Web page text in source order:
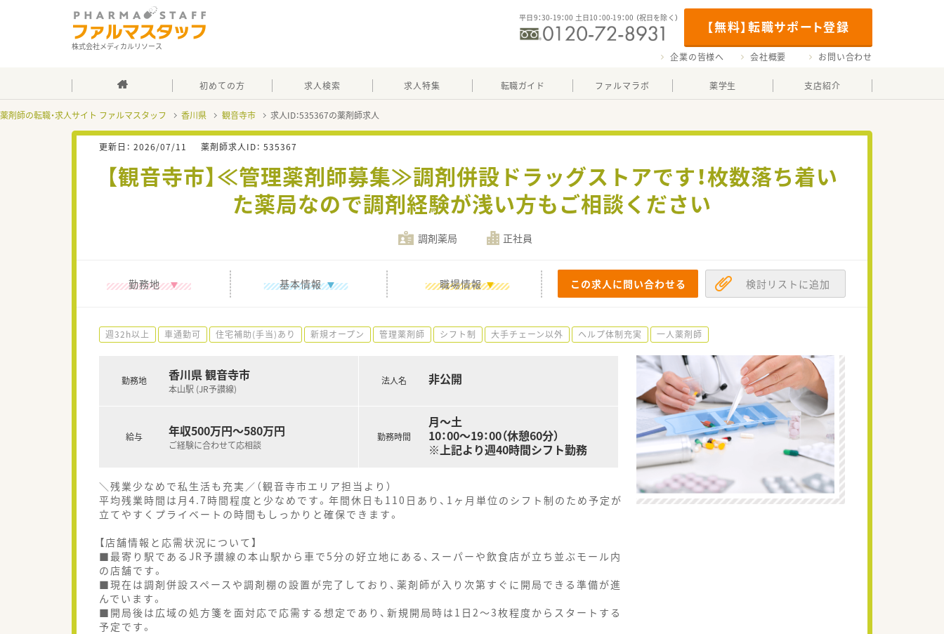
株式会社メディカルリソース
【無料】転職サポート登録
平日9：30-19：00 土日10：00-19：00 （祝日を除く）
企業の皆様へ 会社概要 お問い合わせ
初めての方 求人検索 求人特集 転職ガイド ファルマラボ 薬学生 支店紹介
薬剤師の転職・求人サイト ファルマスタッフ 香川県 観音寺市 求人ID：535367の薬剤師求人
更新日： 2026/07/11 薬剤師求人ID： 535367
【観音寺市】≪管理薬剤師募集≫調剤併設ドラッグストアです！枚数落ち着い
た薬局なので調剤経験が浅い方もご相談ください
調剤薬局 正社員
勤務地 基本情報 職場情報 この求人に問い合わせる 検討リストに追加
週32h以上 車通勤可 住宅補助(手当)あり 新規オープン 管理薬剤師 シフト制 大手チェーン以外 ヘルプ体制充実 一人薬剤師
勤務地 香川県 観音寺市
本山駅 (JR予讃線)
給与 年収500万円～580万円
ご経験に合わせて応相談
法人名 非公開
勤務時間
月～土
10：00～19：00（休憩60分）
※上記より週40時間シフト勤務
＼残業少なめで私生活も充実／（観音寺市エリア担当より）
平均残業時間は月4.7時間程度と少なめです。年間休日も110日あり、1ヶ月単位のシフト制のため予定が
立てやすくプライベートの時間もしっかりと確保できます。
【店舗情報と応需状況について】
■最寄り駅であるJR予讃線の本山駅から車で5分の好立地にある、スーパーや飲食店が立ち並ぶモール内
の店舗です。
■現在は調剤併設スペースや調剤棚の設置が完了しており、薬剤師が入り次第すぐに開局できる準備が進
んでいます。
■開局後は広域の処方箋を面対応で応需する想定であり、新規開局時は1日2〜3枚程度からスタートする
予定です。